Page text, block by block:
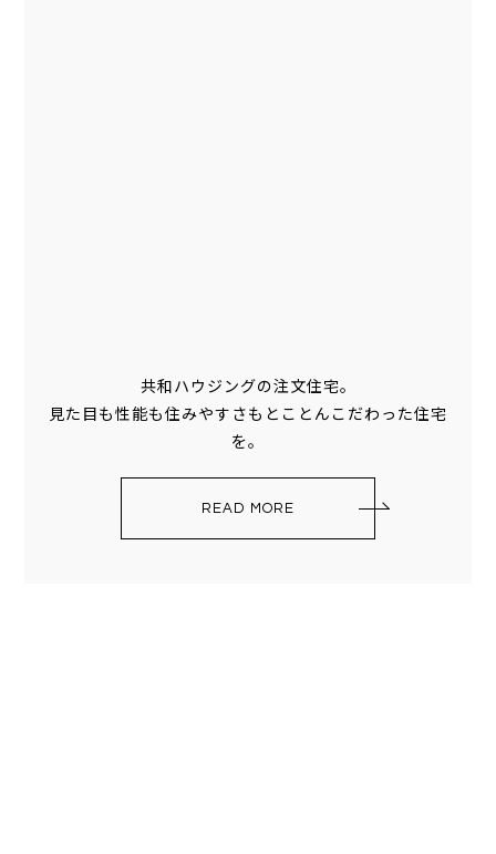
共和ハウジングの注文住宅。
見た目も性能も住みやすさもとことんこだわった住宅
を。
READ MORE